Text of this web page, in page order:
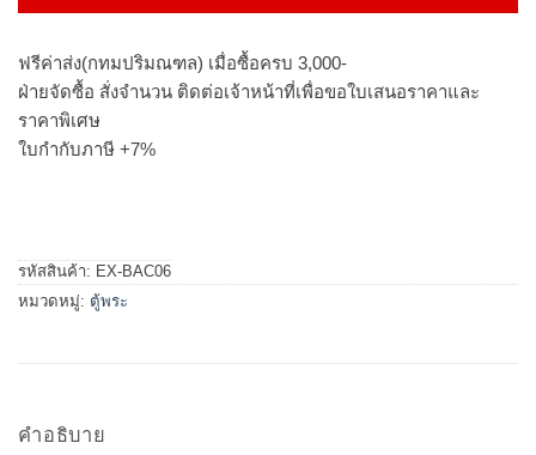
ฟรีค่าส่ง(กทมปริมณฑล) เมื่อซื้อครบ 3,000-
ฝ่ายจัดซื้อ สั่งจำนวน ติดต่อเจ้าหน้าที่เพื่อขอใบเสนอราคาและ
ราคาพิเศษ
ใบกำกับภาษี +7%
รหัสสินค้า: EX-BAC06
หมวดหมู่: ตู้พระ
คำอธิบาย